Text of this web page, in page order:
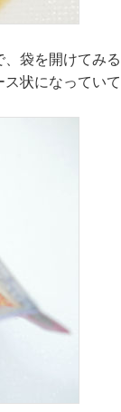
袋を開けてみ
状になってい